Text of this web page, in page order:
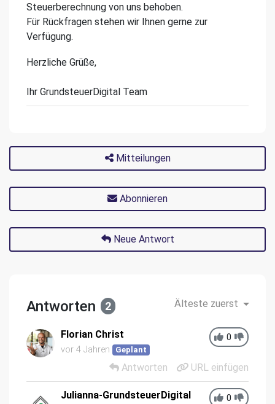
Steuerberechnung von uns behoben.
Für Rückfragen stehen wir Ihnen gerne zur
Verfügung.
Herzliche Grüße,
Ihr GrundsteuerDigital Team
Mitteilungen
Abonnieren
Neue Antwort
Antworten 2 Älteste zuerst
0
Florian Christ
vor 4 Jahren Geplant
Antworten URL einfügen
0
Julianna-GrundsteuerDigital